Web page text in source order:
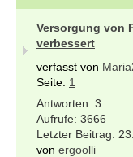
Versorgung von
verbessert
verfasst von
Seite: 1
3
3666
von ergoolli